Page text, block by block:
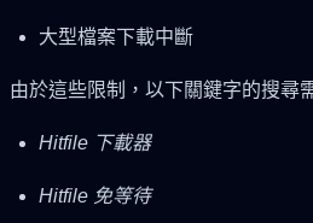
大型檔案下載中斷
由於這些限制，以下關鍵字的搜尋
Hitfile 下載器
Hitfile 免等待